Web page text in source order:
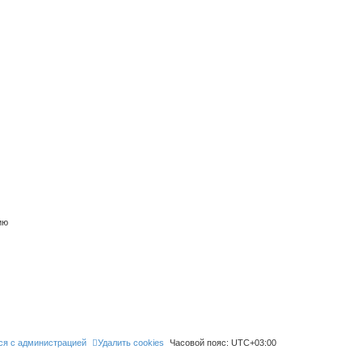
Часовой пояс: UTC+03:00
Удалить cookies
с администрацией